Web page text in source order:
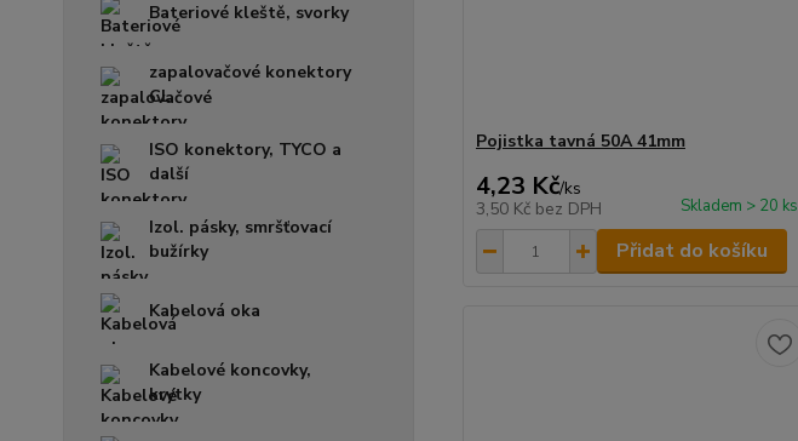
Bateriové kleště, svorky
zapalovačové konektory
CL
ISO konektory, TYCO a
další
Izol. pásky, smršťovací
bužírky
Kabelová oka
Kabelové koncovky,
krytky
Pojistka tavná 50A 41mm
4,23 Kč/ks
3,50 Kč bez DPH Skladem > 20 ks
Přidat do košíku